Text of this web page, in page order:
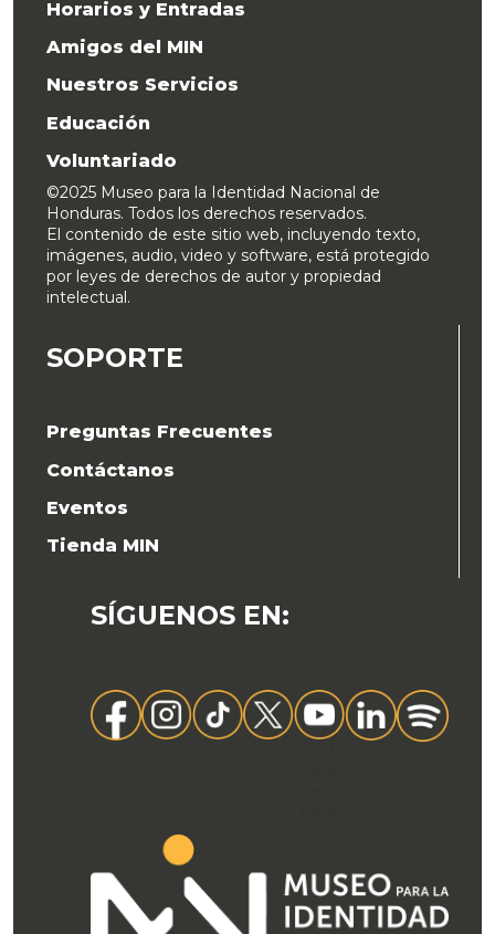
Horarios y Entradas
Amigos del MIN
Nuestros Servicios
Educación
Voluntariado
©2025 Museo para la Identidad Nacional de
Honduras. Todos los derechos reservados.
El contenido de este sitio web, incluyendo texto,
imágenes, audio, video y software, está protegido
por leyes de derechos de autor y propiedad
intelectual.
SOPORTE
Preguntas Frecuentes
Contáctanos
Eventos
Tienda MIN
SÍGUENOS EN: